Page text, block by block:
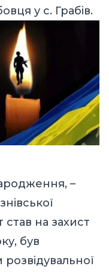
у с. Грабів.
–
на захист
був